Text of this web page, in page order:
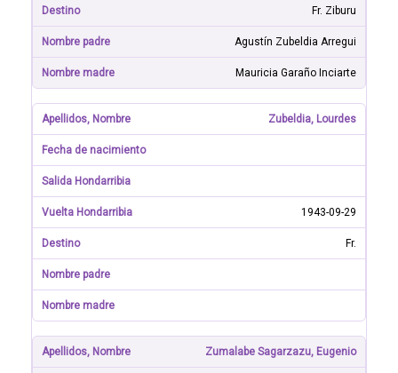
Fr. Ziburu
Agustín Zubeldia Arregui
Mauricia Garaño Inciarte
Zubeldia, Lourdes
1943-09-29
Fr.
Zumalabe Sagarzazu, Eugenio